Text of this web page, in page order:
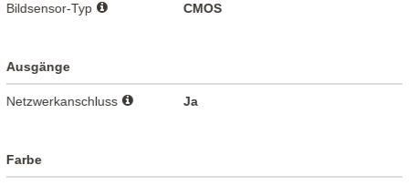
Bildsensor-Typ CMOS
Ausgänge
Netzwerkanschluss Ja
Farbe